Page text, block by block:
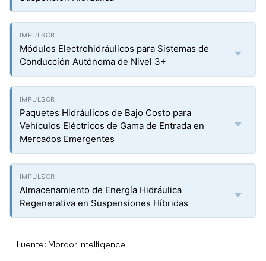
Módulos Electrohidráulicos para Sistemas de
Conducción Autónoma de Nivel 3+
Paquetes Hidráulicos de Bajo Costo para
Vehículos Eléctricos de Gama de Entrada en
Mercados Emergentes
Almacenamiento de Energía Hidráulica
Regenerativa en Suspensiones Híbridas
Fuente: Mordor Intelligence